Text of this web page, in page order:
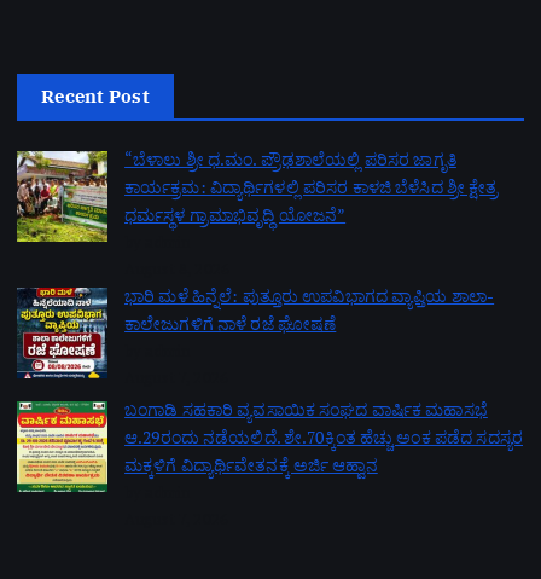
Recent Post
“ಬೆಳಾಲು ಶ್ರೀ ಧ.ಮಂ. ಪ್ರೌಢಶಾಲೆಯಲ್ಲಿ ಪರಿಸರ ಜಾಗೃತಿ
ಕಾರ್ಯಕ್ರಮ: ವಿದ್ಯಾರ್ಥಿಗಳಲ್ಲಿ ಪರಿಸರ ಕಾಳಜಿ ಬೆಳೆಸಿದ ಶ್ರೀ ಕ್ಷೇತ್ರ
ಧರ್ಮಸ್ಥಳ ಗ್ರಾಮಾಭಿವೃದ್ಧಿ ಯೋಜನೆ”
ಭಾರಿ ಮಳೆ ಹಿನ್ನೆಲೆ: ಪುತ್ತೂರು ಉಪವಿಭಾಗದ ವ್ಯಾಪ್ತಿಯ ಶಾಲಾ-
ಕಾಲೇಜುಗಳಿಗೆ ನಾಳೆ ರಜೆ ಘೋಷಣೆ
ಬಂಗಾಡಿ ಸಹಕಾರಿ ವ್ಯವಸಾಯಿಕ ಸಂಘದ ವಾರ್ಷಿಕ ಮಹಾಸಭೆ
ಆ.29ರಂದು ನಡೆಯಲಿದೆ. ಶೇ.70ಕ್ಕಿಂತ ಹೆಚ್ಚು ಅಂಕ ಪಡೆದ ಸದಸ್ಯರ
ಮಕ್ಕಳಿಗೆ ವಿದ್ಯಾರ್ಥಿವೇತನಕ್ಕೆ ಅರ್ಜಿ ಆಹ್ವಾನ